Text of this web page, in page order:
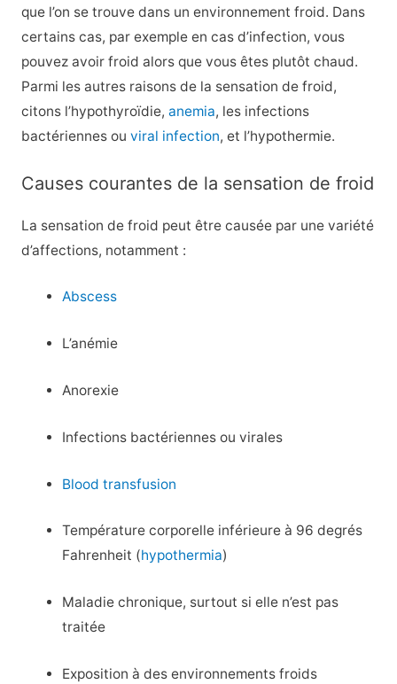
que l’on se trouve dans un environnement froid. Dans
certains cas, par exemple en cas d’infection, vous
pouvez avoir froid alors que vous êtes plutôt chaud.
Parmi les autres raisons de la sensation de froid,
citons l’hypothyroïdie, anemia, les infections
bactériennes ou viral infection, et l’hypothermie.
Causes courantes de la sensation de froid
La sensation de froid peut être causée par une variété
d’affections, notamment :
Abscess
L’anémie
Anorexie
Infections bactériennes ou virales
Blood transfusion
Température corporelle inférieure à 96 degrés
Fahrenheit (hypothermia)
Maladie chronique, surtout si elle n’est pas
traitée
Exposition à des environnements froids